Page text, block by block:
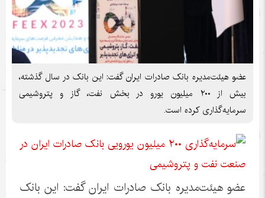
عضو هیئت‌مدیره بانک صادرات ایران گفت: این بانک در سال گذشته،
بیش از ۲۰۰ میلیون یورو در بخش نفت، گاز و پتروشیمی
سرمایه‌گذاری کرده است.
عضو هیئت‌مدیره بانک صادرات ایران گفت: این بانک